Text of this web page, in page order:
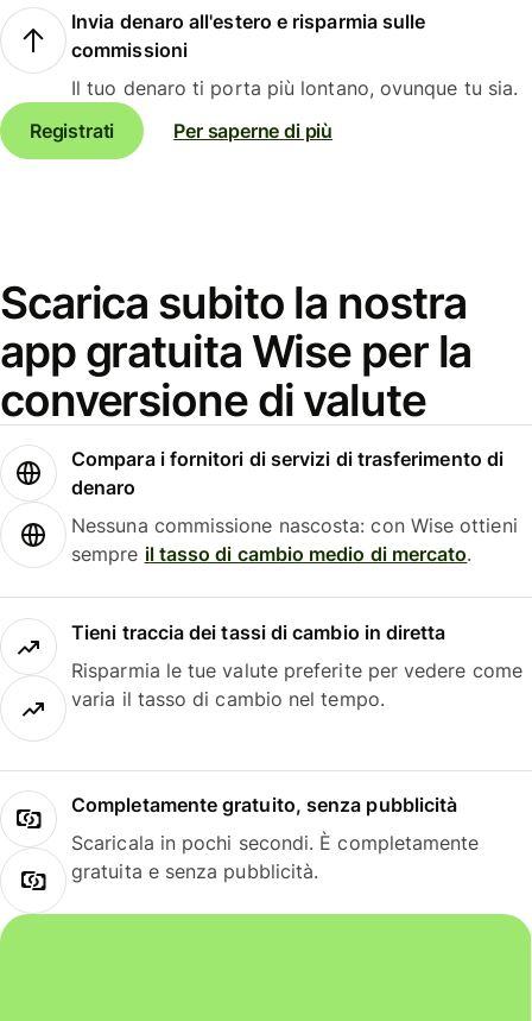
Invia denaro all'estero e risparmia sulle
commissioni
Il tuo denaro ti porta più lontano, ovunque tu sia.
Registrati
Per saperne di più
Scarica subito la nostra
app gratuita Wise per la
conversione di valute
Compara i fornitori di servizi di trasferimento di
denaro
Nessuna commissione nascosta: con Wise ottieni
sempre il tasso di cambio medio di mercato.
Tieni traccia dei tassi di cambio in diretta
Risparmia le tue valute preferite per vedere come
varia il tasso di cambio nel tempo.
Completamente gratuito, senza pubblicità
Scaricala in pochi secondi. È completamente
gratuita e senza pubblicità.